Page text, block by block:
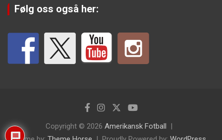
Følg oss også her:
Copyright © 2026 Amerikansk Fotball